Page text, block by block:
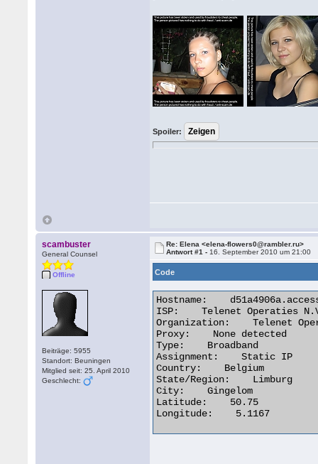
Spoiler:
scambuster
General Counsel
Offline
Beiträge: 5955
Standort: Beuningen
Mitglied seit: 25. April 2010
Geschlecht:
Re: Elena <elena-flowers0@rambler.ru>
Antwort #1 - 16. September 2010 um 21:00
Code
Hostname:
ISP:    Telenet Operaties
Organization:    Telenet
Proxy:    None detected
Type:    Broadband
Assignment:    Static IP
Country:    Belgium
State/Region:    Limburg
City:    Gingelom
Latitude:    50.75
Longitude:    5.1167